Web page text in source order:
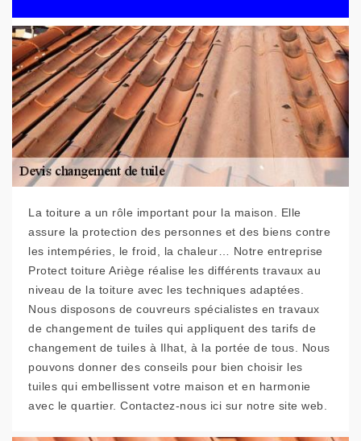
La toiture a un rôle important pour la maison. Elle
assure la protection des personnes et des biens contre
les intempéries, le froid, la chaleur… Notre entreprise
Protect toiture Ariège réalise les différents travaux au
niveau de la toiture avec les techniques adaptées.
Nous disposons de couvreurs spécialistes en travaux
de changement de tuiles qui appliquent des tarifs de
changement de tuiles à Ilhat, à la portée de tous. Nous
pouvons donner des conseils pour bien choisir les
tuiles qui embellissent votre maison et en harmonie
avec le quartier. Contactez-nous ici sur notre site web.